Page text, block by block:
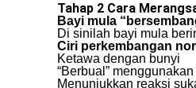
Tahap 2 Cara
Bayi mula
Di sinilah bayi mula
Ciri perkembangan
Ketawa dengan bunyi
“Berbual”
Menunjukkan reaksi